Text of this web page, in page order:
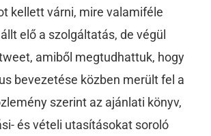
kellett várni, mire valamiféle
elő a szolgáltatás, de végül
amiből megtudhattuk, hogy
bevezetése közben merült fel a
szerint az ajánlati könyv,
és vételi utasításokat soroló